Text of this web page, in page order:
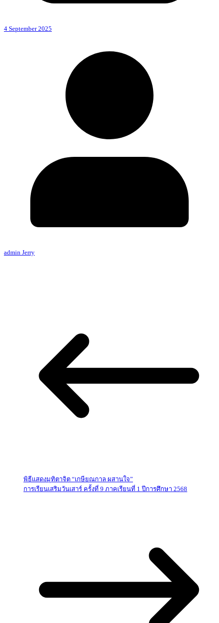
4 September 2025
admin Jerry
พิธีแสดงมุทิตาจิต “เกษียณกาล ผสานใจ”
การเรียนเสริมวันเสาร์ ครั้งที่ 9 ภาคเรียนที่ 1 ปีการศึกษา 2568